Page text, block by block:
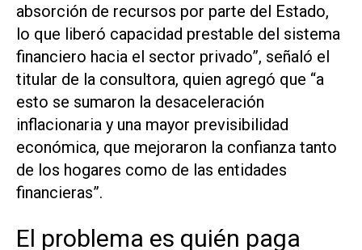
absorción de recursos por parte del Estado,
lo que liberó capacidad prestable del sistema
financiero hacia el sector privado”, señaló el
titular de la consultora, quien agregó que “a
esto se sumaron la desaceleración
inflacionaria y una mayor previsibilidad
económica, que mejoraron la confianza tanto
de los hogares como de las entidades
financieras”.
El problema es quién paga